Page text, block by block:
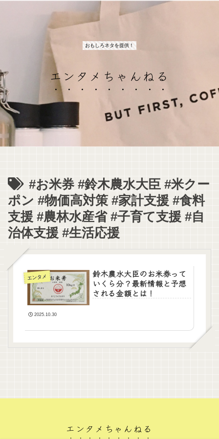
おもしろネタを提供！
エンタメちゃんねる
#お米券 #鈴木農水大臣 #米クー
ポン #物価高対策 #家計支援 #食料
支援 #農林水産省 #子育て支援 #自
治体支援 #生活応援
エンタメ
鈴木農水大臣のお米券って
いくら分？最新情報と予想
される金額とは！
2025.10.30
エンタメちゃんねる